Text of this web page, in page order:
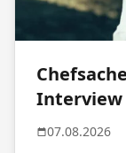
Interview
07.08.2026